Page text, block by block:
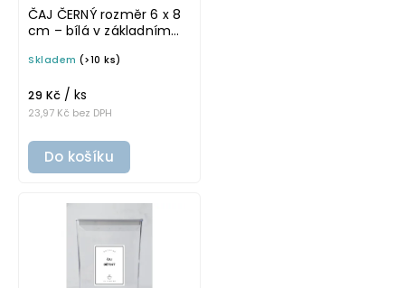
ČAJ ČERNÝ rozměr 6 x 8
cm – bílá v základním
samolepka na
Skladem (>10 ks)
23,97 Kč bez DPH
29 Kč / ks
Do košíku